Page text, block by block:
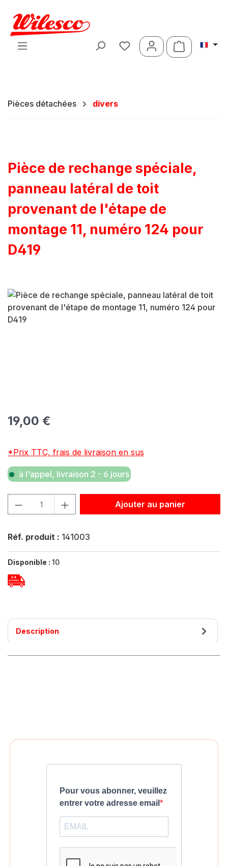
Passer au contenu principal
Le panier
Pièces détachées divers
Pièce de rechange spéciale,
panneau latéral de toit
provenant de l'étape de
montage 11, numéro 124 pour
D419
Ignorer la galerie d'images
Prix régulier :
19,00 €
*Prix TTC, frais de livraison en sus
à l'appel, livraison 2 - 6 jours
Quantité de produit : Entrez la quantité souhaitée ou
Ajouter au panier
Réf. produit : 141003
Disponible : 10
Description
Pour vous abonner, veuillez
entrer votre adresse email